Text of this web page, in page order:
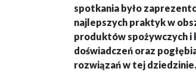
spotkania było
najlepszych praktyk w
produktów spożywczych i
doświadczeń oraz
rozwiązań w tej dziedzinie.